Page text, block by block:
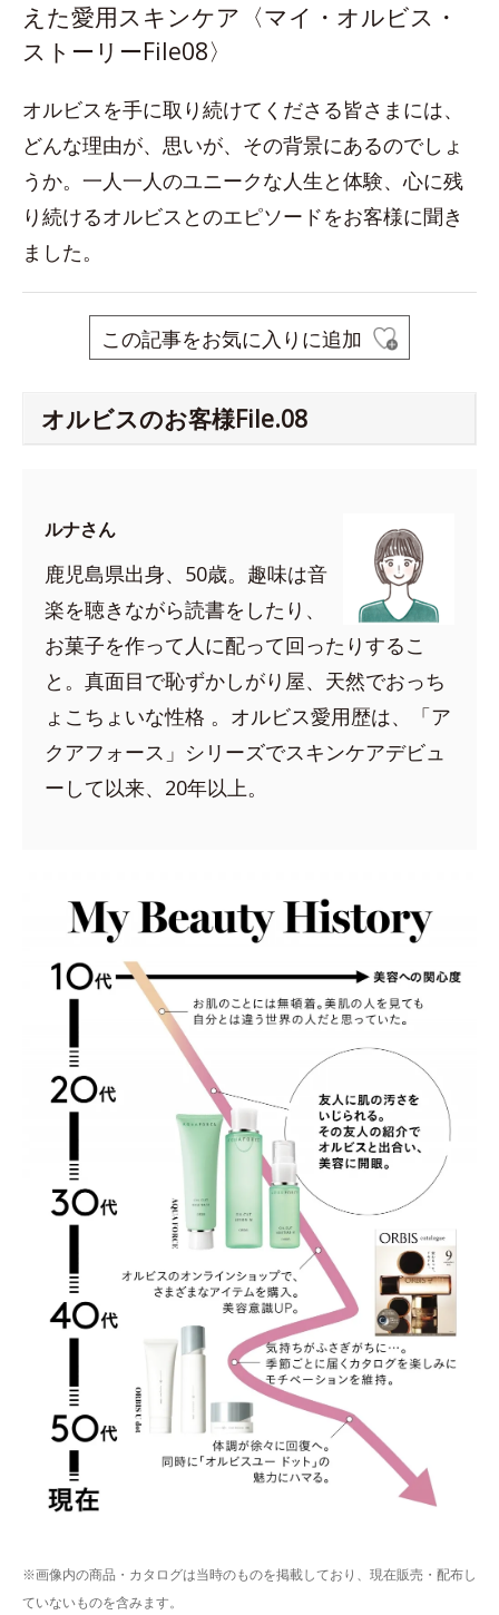
えた愛用スキンケア〈マイ・オルビス・
ストーリーFile08〉
オルビスを手に取り続けてくださる皆さまには、
どんな理由が、思いが、その背景にあるのでしょ
うか。一人一人のユニークな人生と体験、心に残
り続けるオルビスとのエピソードをお客様に聞き
ました。
この記事をお気に入りに追加
オルビスのお客様File.08
ルナさん
鹿児島県出身、50歳。趣味は音
楽を聴きながら読書をしたり、
お菓子を作って人に配って回ったりするこ
と。真面目で恥ずかしがり屋、天然でおっち
ょこちょいな性格 。オルビス愛用歴は、「ア
クアフォース」シリーズでスキンケアデビュ
ーして以来、20年以上。
※画像内の商品・カタログは当時のものを掲載しており、現在販売・配布し
ていないものを含みます。